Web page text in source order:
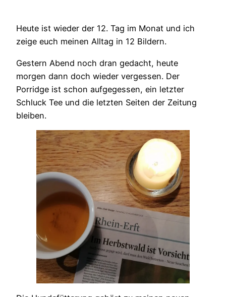
Heute ist wieder der 12. Tag im Monat und ich
zeige euch meinen Alltag in 12 Bildern.
Gestern Abend noch dran gedacht, heute
morgen dann doch wieder vergessen. Der
Porridge ist schon aufgegessen, ein letzter
Schluck Tee und die letzten Seiten der Zeitung
bleiben.